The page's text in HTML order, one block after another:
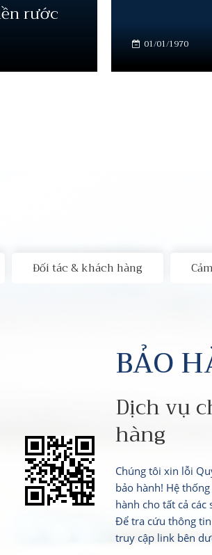
rước
01/01/1970
Đối tác & khách hàng
BẢO
Dịch vụ
hàng
Chúng tôi xin lỗi
bảo hành! Hệ
hành cho tất cả các
Để tra cứu thông
truy cập link bên